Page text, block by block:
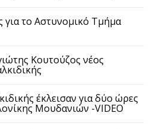
για το Αστυνομικό Τμήμα
Κουτούζος νέος
έκλεισαν για δύο ώρες
Μουδανιών -VΙDEO